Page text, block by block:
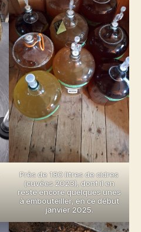
Près de 180 litres de cidres
(cuvées 2023), dont il en
reste encore quelques unes
à embouteiller, en ce début
janvier 2025.